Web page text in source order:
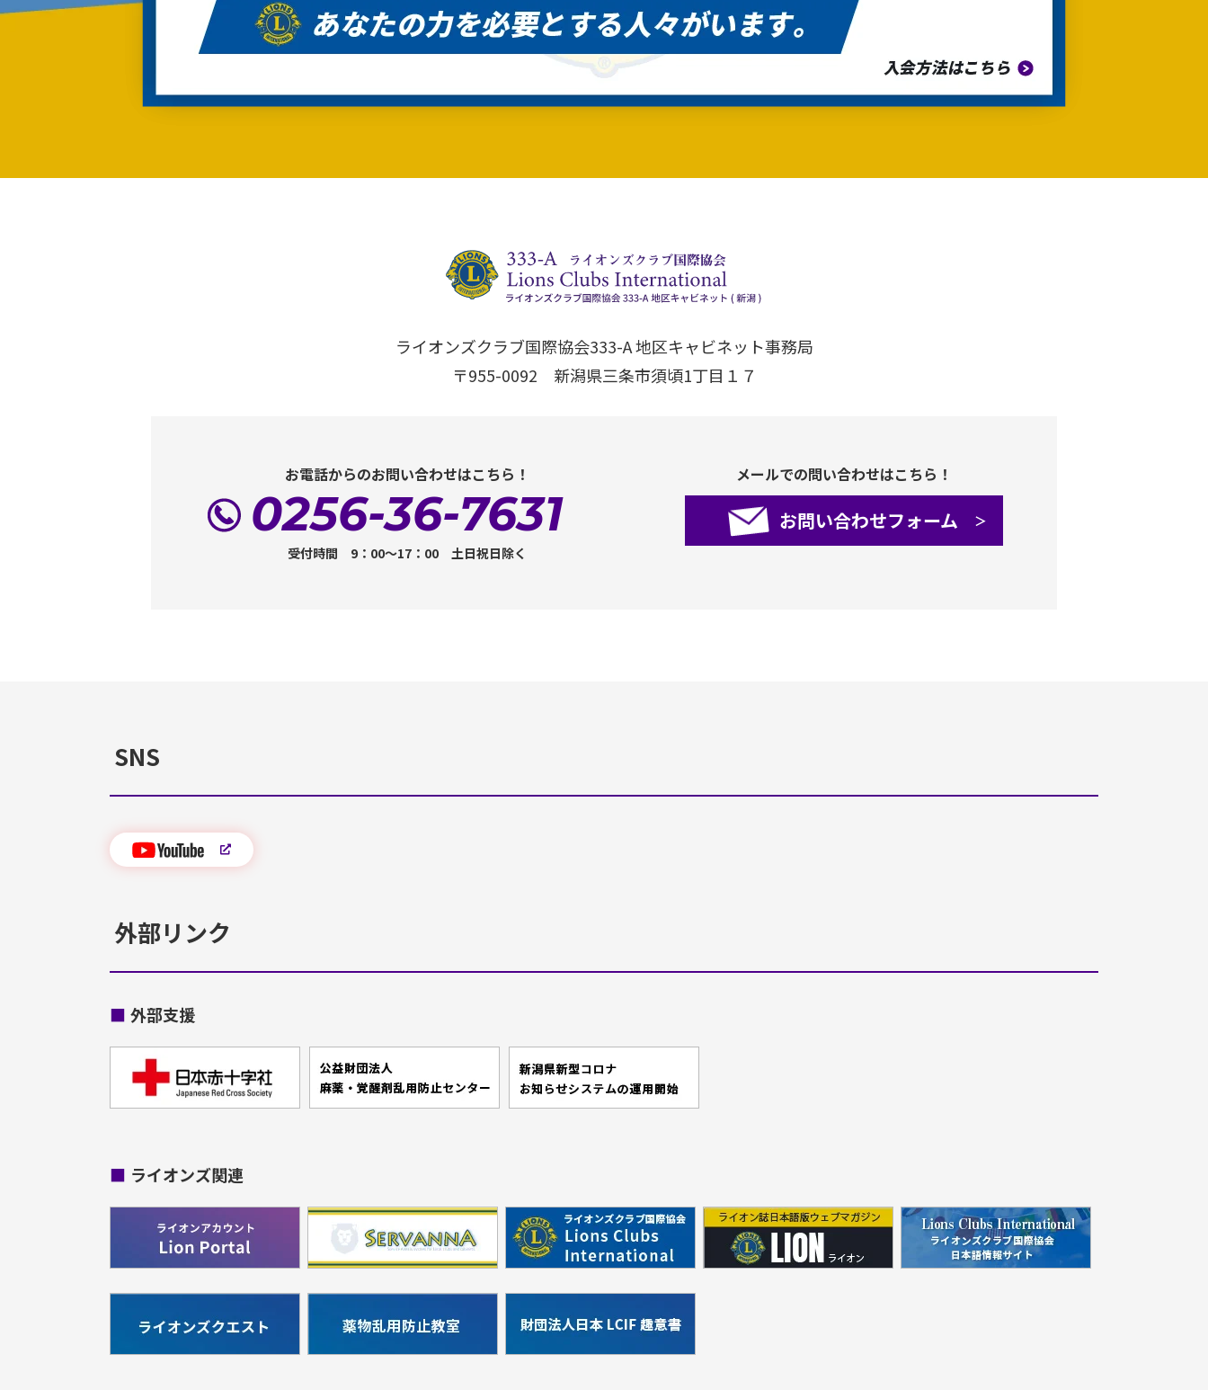
ライオンズクラブ国際協会333-A 地区キャビネット事務局
〒955-0092 新潟県三条市須頃1丁目１７
お電話からのお問い合わせはこちら！
0256-36-7631
受付時間 9：00～17：00 土日祝日除く
メールでの問い合わせはこちら！
お問い合わせフォーム
SNS
外部リンク
■ 外部支援
■ ライオンズ関連